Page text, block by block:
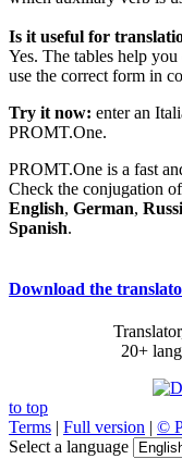
Is it useful for
Yes. The tables help
use the correct form in
Try it now: enter an
PROMT.One.
PROMT.One is a fast
Check the conjugation
English, German,
Spanish.
Download the
20+
to top
Terms | Full version | ©
Select a language